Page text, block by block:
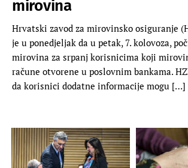
mirovina
Hrvatski zavod za mirovinsko osiguranje
je u ponedjeljak da u petak, 7. kolovoza,
mirovina za srpanj korisnicima koji
račune otvorene u poslovnim bankama.
da korisnici dodatne informacije mogu […]